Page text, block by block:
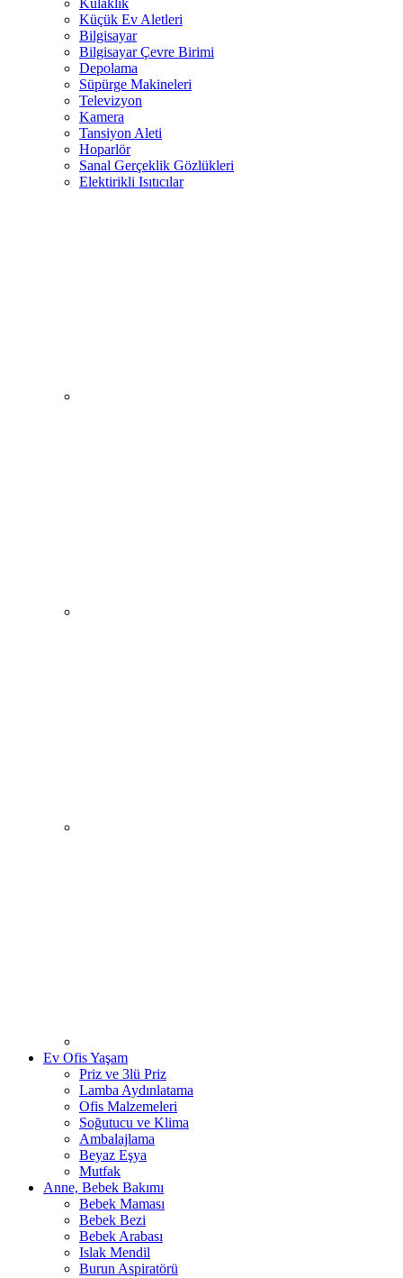
Küçük Ev Aletleri
Bilgisayar
Bilgisayar Çevre Birimi
Depolama
Süpürge Makineleri
Televizyon
Kamera
Tansiyon Aleti
Hoparlör
Sanal Gerçeklik Gözlükleri
Elektirikli Isıtıcılar
Ev Ofis Yaşam
Priz ve 3lü Priz
Lamba Aydınlatama
Ofis Malzemeleri
Soğutucu ve Klima
Ambalajlama
Beyaz Eşya
Mutfak
Anne, Bebek Bakımı
Bebek Maması
Bebek Bezi
Bebek Arabası
Islak Mendil
Burun Aspiratörü